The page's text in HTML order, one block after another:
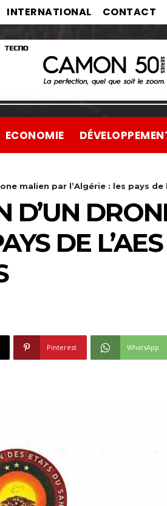
INTERNATIONAL CONTACT
ECONOMIE
malien par l’Algérie : les pays de
D’UN
DE
Pinterest WhatsApp